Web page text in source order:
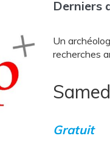
Derniers
Un
recherches
Gratuit